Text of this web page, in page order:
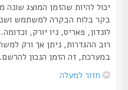
יכול להיות שהזמן המוצג שונה
בקר בלוח הבקרה למשתמש ושנה את
לונדון, פאריס, ניו יורק, וכדומה.
רוב ההגדרות, ניתן אך ורק
במערכת, זה הזמן הנכון להרשם.
חזור למעלה